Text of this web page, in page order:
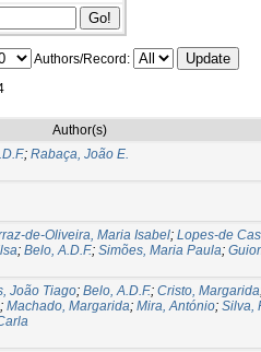
Authors/Record:
Author(s)
; Rabaça, João E.
de-Oliveira, Maria Isabel; Lopes-de
; Belo, A.D.F.; Simões, Maria Paula;
João Tiago; Belo, A.D.F.; Cristo, Margarida
; Machado, Margarida; Mira, António; Silva,